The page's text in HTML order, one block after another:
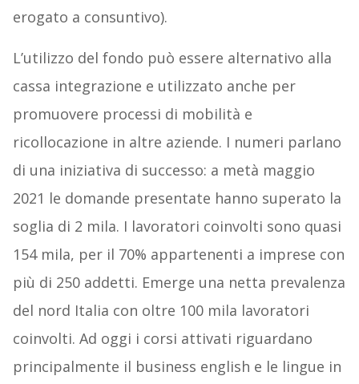
erogato a consuntivo).
L’utilizzo del fondo può essere alternativo alla
cassa integrazione e utilizzato anche per
promuovere processi di mobilità e
ricollocazione in altre aziende. I numeri parlano
di una iniziativa di successo: a metà maggio
2021 le domande presentate hanno superato la
soglia di 2 mila. I lavoratori coinvolti sono quasi
154 mila, per il 70% appartenenti a imprese con
più di 250 addetti. Emerge una netta prevalenza
del nord Italia con oltre 100 mila lavoratori
coinvolti. Ad oggi i corsi attivati riguardano
principalmente il business english e le lingue in